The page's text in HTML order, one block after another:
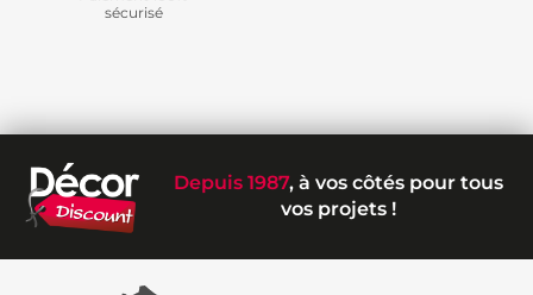
sécurisé
Depuis 1987, à vos côtés pour tous
vos projets !